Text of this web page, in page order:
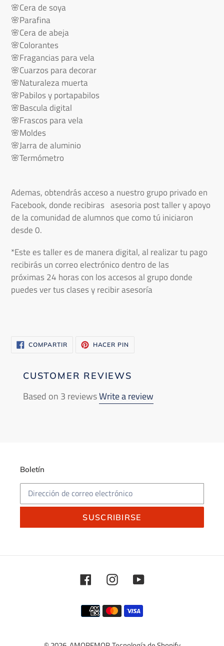
🌸Cera de soya
🌸Parafina
🌸Cera de abeja
🌸Colorantes
🌸Fragancias para vela
🌸Cuarzos para decorar
🌸Naturaleza muerta
🌸Pabilos y portapabilos
🌸Bascula digital
🌸Frascos para vela
🌸Moldes
🌸Jarra de aluminio
🌸Termómetro
Ademas, obtendrás acceso a nuestro grupo privado en
Facebook, donde recibiras asesoria post taller y apoyo
de la comunidad de alumnos que como tú iniciaron
desde 0.
*Este es taller es de manera digital,al realizar tu pago
recibirás un correo electrónico dentro de las
próximas 24 horas con los accesos al grupo donde
puedes ver tus clases y recibirasesoría
COMPARTIRCOMPARTIR
EN
HACER PIN
CUSTOMER REVIEWS
Based on 3 reviewsWrite a review
Boletín
SUSCRIBIRSE
FacebookInstagramYouTube
Métodos
de